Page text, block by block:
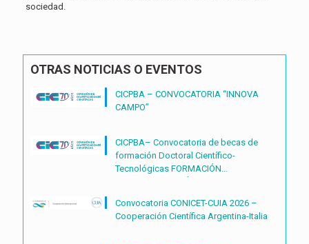
sociedad.
OTRAS NOTICIAS O EVENTOS
CICPBA – CONVOCATORIA “INNOVA
CAMPO”
CICPBA– Convocatoria de becas de
formación Doctoral Científico-
Tecnológicas FORMACIÓN
Convocatoria CONICET-CUIA 2026 –
Cooperación Científica Argentina-Italia